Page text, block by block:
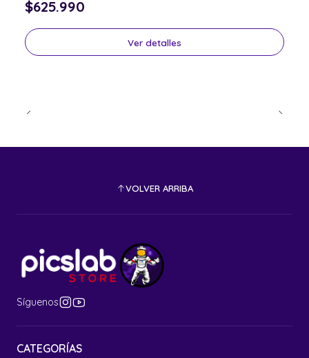
$625.990
Ver detalles
VOLVER ARRIBA
Síguenos
CATEGORÍAS